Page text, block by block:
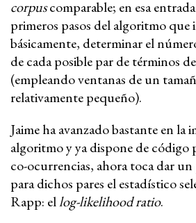
corpuscomparable; en esa
primeros pasos del algoritmo que
básicamente, determinar el
de cada posible par de términos
(empleando ventanas de un
relativamente pequeño).
Jaime ha avanzado bastante en
algoritmo y ya dispone de código
co-ocurrencias, ahora toca dar un
para dichos pares el estadístico
Rapp: ellog-likelihood ratio.